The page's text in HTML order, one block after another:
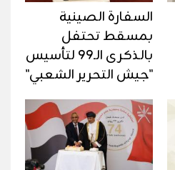
السفارة الصينية
بمسقط تحتفل
بالذكرى الـ99 لتأسيس
"جيش التحرير الشعبي"